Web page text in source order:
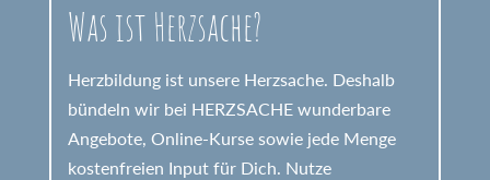
Was ist Herzsache?
Herzbildung ist unsere Herzsache. Deshalb
bündeln wir bei HERZSACHE wunderbare
Angebote, Online-Kurse sowie jede Menge
kostenfreien Input für Dich. Nutze